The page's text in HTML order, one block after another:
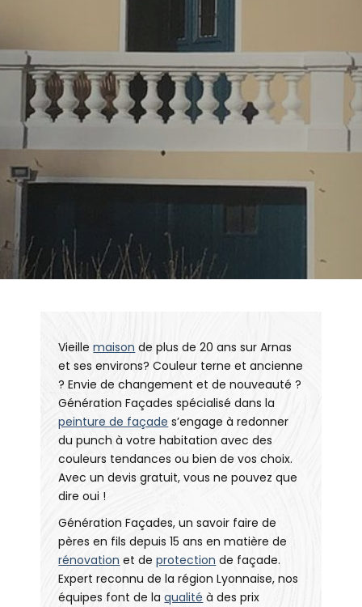
Vieillemaison de plus de 20 ans sur Arnas
et ses environs? Couleur terne et ancienne
? Envie de changement et de nouveauté ?
Génération Façades spécialisé dans la
peinture de façade s’engage à redonner
du punch à votre habitation avec des
couleurs tendances ou bien de vos choix.
Avec un devis gratuit, vous ne pouvez que
dire oui !
Génération Façades, un savoir faire de
pères en fils depuis 15 ans en matière de
rénovation et deprotection de façade.
Expert reconnu de la région Lyonnaise, nos
équipes font de laqualité à des prix